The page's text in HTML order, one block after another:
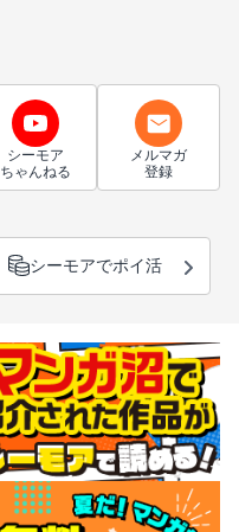
シーモア
ちゃんねる
メルマガ
登録
シーモアでポイ活